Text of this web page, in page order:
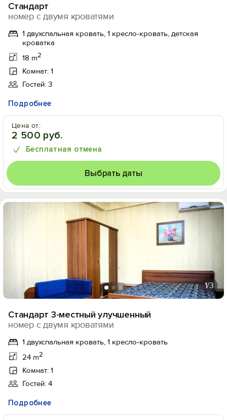
Стандарт
номер с двумя кроватями
1 двухспальная кровать, 1 кресло-кровать, детская
кроватка
18 m2
Комнат: 1
Гостей: 3
Подробнее
Цена от:
2 500 руб.
Бесплатная отмена
Выбрать даты
1/3
Стандарт 3-местный улучшенный
номер с двумя кроватями
1 двухспальная кровать, 1 кресло-кровать
24 m2
Комнат: 1
Гостей: 4
Подробнее